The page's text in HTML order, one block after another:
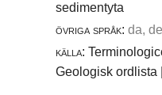
sedimentyta
övriga språk: da,
källa:
Geologisk ordlista